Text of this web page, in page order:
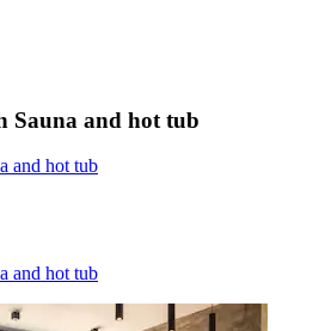
Sauna and hot tub
and hot tub
and hot tub